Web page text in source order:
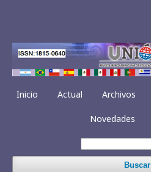
Inicio Actual Archivos
Novedades
Buscar